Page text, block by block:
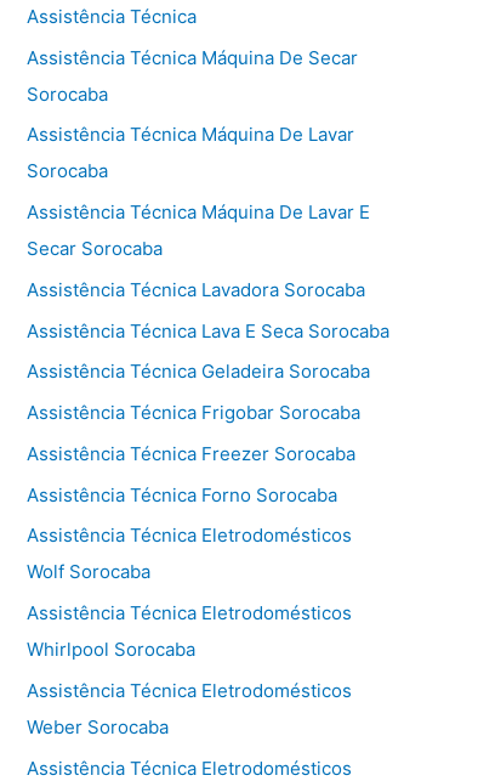
Assistência Técnica
Assistência Técnica Máquina De Secar
Sorocaba
Assistência Técnica Máquina De Lavar
Sorocaba
Assistência Técnica Máquina De Lavar E
Secar Sorocaba
Assistência Técnica Lavadora Sorocaba
Assistência Técnica Lava E Seca Sorocaba
Assistência Técnica Geladeira Sorocaba
Assistência Técnica Frigobar Sorocaba
Assistência Técnica Freezer Sorocaba
Assistência Técnica Forno Sorocaba
Assistência Técnica Eletrodomésticos
Wolf Sorocaba
Assistência Técnica Eletrodomésticos
Whirlpool Sorocaba
Assistência Técnica Eletrodomésticos
Weber Sorocaba
Assistência Técnica Eletrodomésticos